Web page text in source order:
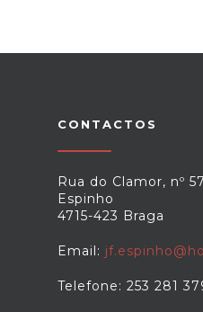
CONTACTOS
Rua do Clamor, nº 57
Espinho
4715-423 Braga
Email:
Telefone: 253 281